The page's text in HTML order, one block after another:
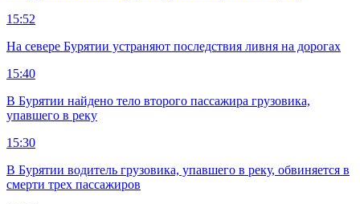
15:52
На севере Бурятии устраняют последствия ливня на дорогах
15:40
В Бурятии найдено тело второго пассажира грузовика,
упавшего в реку
15:30
В Бурятии водитель грузовика, упавшего в реку, обвиняется в
смерти трех пассажиров